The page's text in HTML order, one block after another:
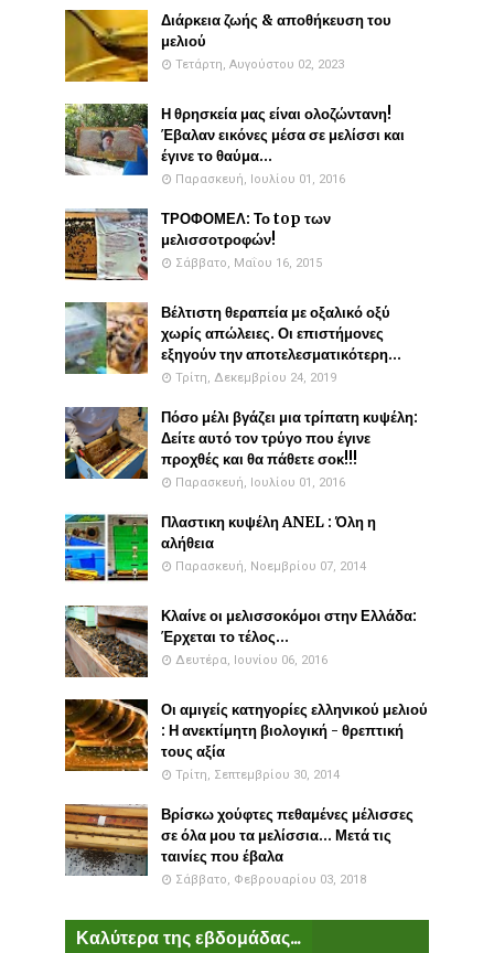
Διάρκεια ζωής & αποθήκευση του
μελιού
Τετάρτη, Αυγούστου 02, 2023
Η θρησκεία μας είναι ολοζώντανη!
Έβαλαν εικόνες μέσα σε μελίσσι και
έγινε το θαύμα...
Παρασκευή, Ιουλίου 01, 2016
ΤΡΟΦΟΜΕΛ: Το top των
μελισσοτροφών!
Σάββατο, Μαΐου 16, 2015
Βέλτιστη θεραπεία με οξαλικό οξύ
χωρίς απώλειες. Οι επιστήμονες
εξηγούν την αποτελεσματικότερη...
Τρίτη, Δεκεμβρίου 24, 2019
Πόσο μέλι βγάζει μια τρίπατη κυψέλη:
Δείτε αυτό τον τρύγο που έγινε
προχθές και θα πάθετε σοκ!!!
Παρασκευή, Ιουλίου 01, 2016
Πλαστικη κυψέλη ANEL : Όλη η
αλήθεια
Παρασκευή, Νοεμβρίου 07, 2014
Κλαίνε οι μελισσοκόμοι στην Ελλάδα:
Έρχεται το τέλος...
Δευτέρα, Ιουνίου 06, 2016
Οι αμιγείς κατηγορίες ελληνικού μελιού
: Η ανεκτίμητη βιολογική - θρεπτική
τους αξία
Τρίτη, Σεπτεμβρίου 30, 2014
Βρίσκω χούφτες πεθαμένες μέλισσες
σε όλα μου τα μελίσσια... Μετά τις
ταινίες που έβαλα
Σάββατο, Φεβρουαρίου 03, 2018
Καλύτερα της εβδομάδας...